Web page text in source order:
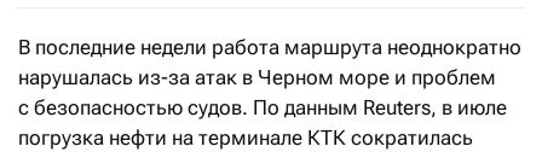
В последние недели работа маршрута неоднократно
нарушалась из-за атак в Черном море и проблем
с безопасностью судов. По данным Reuters, в июле
погрузка нефти на терминале КТК сократилась